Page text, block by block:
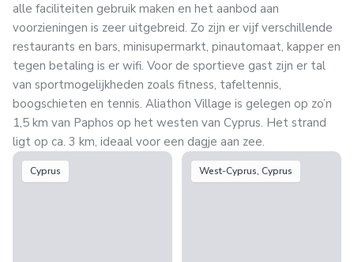
alle faciliteiten gebruik maken en het aanbod aan
voorzieningen is zeer uitgebreid. Zo zijn er vijf verschillende
restaurants en bars, minisupermarkt, pinautomaat, kapper en
tegen betaling is er wifi. Voor de sportieve gast zijn er tal
van sportmogelijkheden zoals fitness, tafeltennis,
boogschieten en tennis. Aliathon Village is gelegen op zo’n
1,5 km van Paphos op het westen van Cyprus. Het strand
ligt op ca. 3 km, ideaal voor een dagje aan zee.
Cyprus West-Cyprus, Cyprus